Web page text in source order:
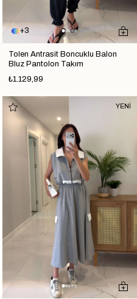
3
Tolen Antrasit Boncuklu Balon
Bluz Pantolon Takım
₺1.129,99
YENİ